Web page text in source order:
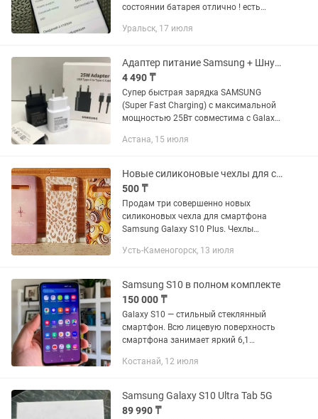
состоянии батарея отлично ! есть
УРАЛЬСК АКСАЙ ДОСТАВКА
Уральск, 17 июля
Адаптер питание Samsung + Шнур для Type-C 25Вт Зарядка Самсунг тайпси
4 490 ₸
Супер быстрая зарядка SAMSUNG
(Super Fast Charging) с максимальной
мощностью 25Вт совместима с Galaxy
устройств. Основные характеристики:
Астана, 15 июля
Новые силиконовые чехлы для смартфона Samsung Galaxy S10 Plus
500 ₸
Продам три совершенно новых
силиконовых чехла для смартфона
Samsung Galaxy S10 Plus. Чехлы
кабель зарядки. Изготовлены под
Усть-Каменогорск, 13 июля
Samsung S10 в полном комплекте
150 000 ₸
Galaxy S10 — стильный стеклянный
смартфон. Всю лицевую поверхность
смартфона занимает яркий 6,1
изогнутыми краями и тонкой
тонких...
Костанай, 12 июля
Samsung Galaxy S10 Ultra Tab 5G
89 990 ₸